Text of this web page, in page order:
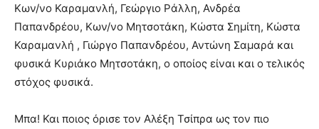
Κων/νο Καραμανλή, Γεώργιο Ράλλη, Ανδρέα
Παπανδρέου, Κων/νο Μητσοτάκη, Κώστα Σημίτη, Κώστα
Καραμανλή , Γιώργο Παπανδρέου, Αντώνη Σαμαρά και
φυσικά Κυριάκο Μητσοτάκη, ο οποίος είναι και ο τελικός
στόχος φυσικά.
Μπα! Και ποιος όρισε τον Αλέξη Τσίπρα ως τον πιο